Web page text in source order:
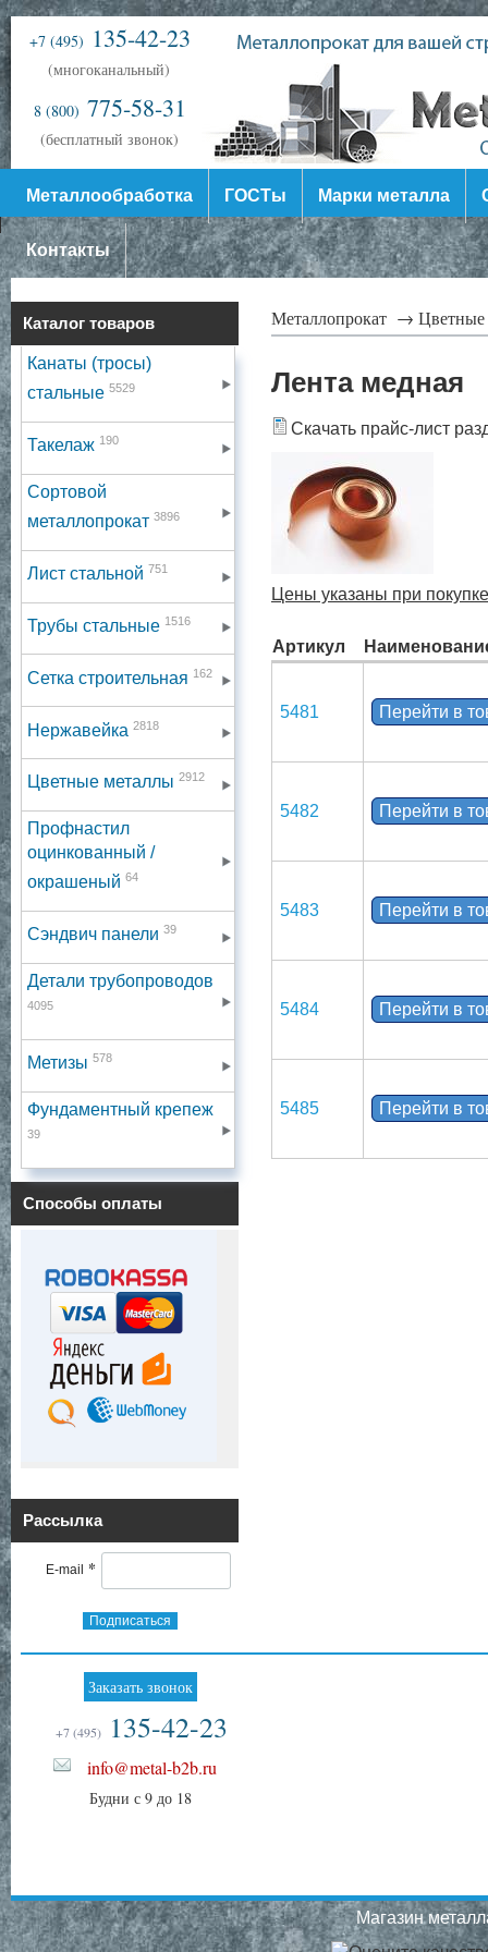
+7 (495) 135-42-23
(многоканальный)
8 (800) 775-58-31
(бесплатный звонок)
Металлообработка ГОСТы Марки металла
Контакты
Каталог товаров
Канаты (тросы)
стальные 5529
Такелаж 190
Сортовой
металлопрокат 3896
Лист стальной 751
Трубы стальные 1516
Сетка строительная 162
Нержавейка 2818
Цветные металлы 2912
Профнастил
оцинкованный /
окрашеный 64
Сэндвич панели 39
Детали трубопроводов
4095
Метизы 578
Фундаментный крепеж
39
Способы оплаты
Рассылка
E-mail *
Подписаться
Металлопрокат →
Лента медная
Скачать прайс-лист
Цены указаны при
Артикул
5481 Перейти в
5482 Перейти в
5483 Перейти в
5484 Перейти в
5485 Перейти в
Заказать звонок
+7 (495) 135-42-23
info@metal-b2b.ru
Будни с 9 до 18
Магазин